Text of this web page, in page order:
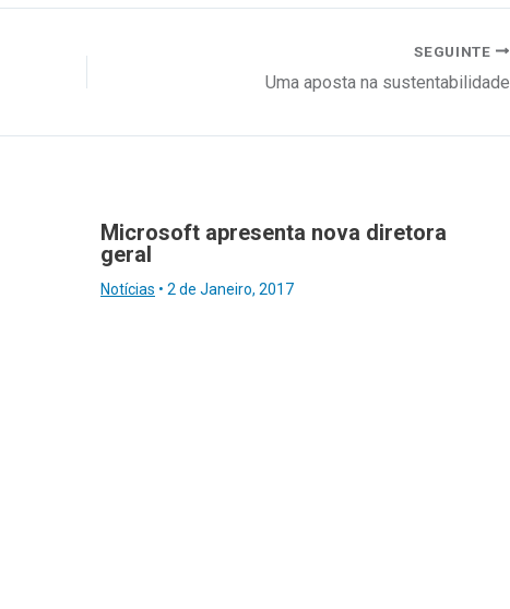
SEGUINTE
Uma aposta na sustentabilidade
Microsoft apresenta nova diretora
geral
Notícias • 2 de Janeiro, 2017